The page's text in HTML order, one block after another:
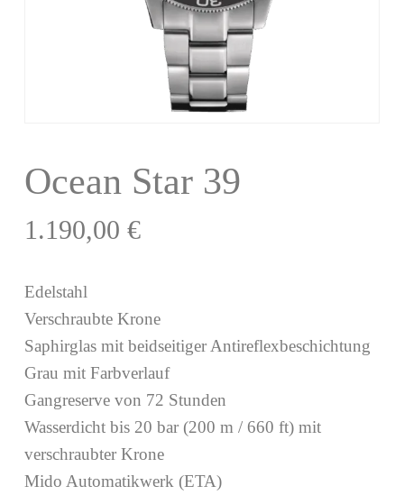
Ocean Star 39
1.190,00 €
Edelstahl
Verschraubte Krone
Saphirglas mit beidseitiger Antireflexbeschichtung
Grau mit Farbverlauf
Gangreserve von 72 Stunden
Wasserdicht bis 20 bar (200 m / 660 ft) mit
verschraubter Krone
Mido Automatikwerk (ETA)